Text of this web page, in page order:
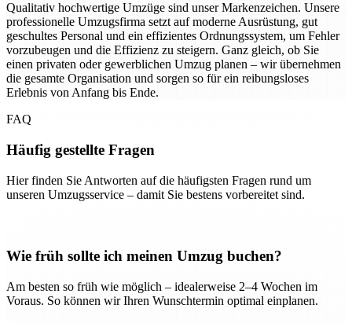
Qualitativ hochwertige Umzüge sind unser Markenzeichen. Unsere
professionelle Umzugsfirma setzt auf moderne Ausrüstung, gut
geschultes Personal und ein effizientes Ordnungssystem, um Fehler
vorzubeugen und die Effizienz zu steigern. Ganz gleich, ob Sie
einen privaten oder gewerblichen Umzug planen – wir übernehmen
die gesamte Organisation und sorgen so für ein reibungsloses
Erlebnis von Anfang bis Ende.
FAQ
Häufig gestellte Fragen
Hier finden Sie Antworten auf die häufigsten Fragen rund um
unseren Umzugsservice – damit Sie bestens vorbereitet sind.
Wie früh sollte ich meinen Umzug buchen?
Am besten so früh wie möglich – idealerweise 2–4 Wochen im
Voraus. So können wir Ihren Wunschtermin optimal einplanen.